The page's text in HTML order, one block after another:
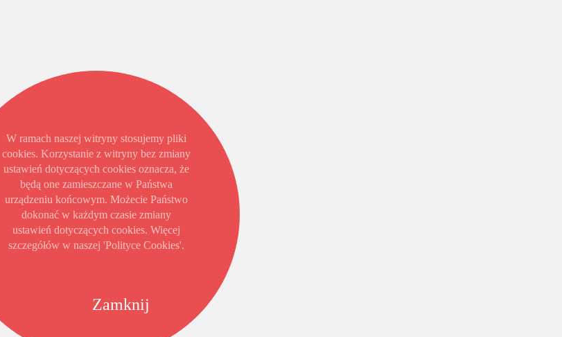
Zamknij
W ramach naszej witryny stosujemy pliki
cookies. Korzystanie z witryny bez zmiany
ustawień dotyczących cookies oznacza, że
będą one zamieszczane w Państwa
urządzeniu końcowym. Możecie Państwo
dokonać w każdym czasie zmiany
ustawień dotyczących cookies. Więcej
szczegółów w naszej 'Polityce Cookies'.